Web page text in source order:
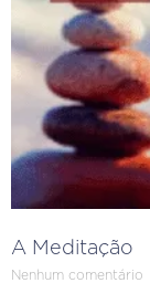
A Meditação
Nenhum comentário